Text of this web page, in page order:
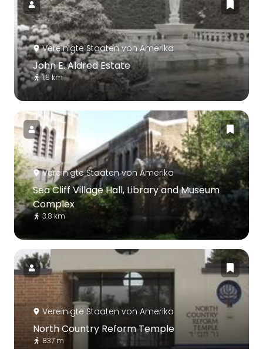
Vereinigte Staaten von Amerika
John E. Aldred Estate
1.9 km
Vereinigte Staaten von Amerika
Sea Cliff Village Hall, Library and Museum
Complex
3.8 km
Vereinigte Staaten von Amerika
North Country Reform Temple
837 m